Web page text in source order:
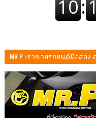
MR.P เราขายรถยนต์มือสอ